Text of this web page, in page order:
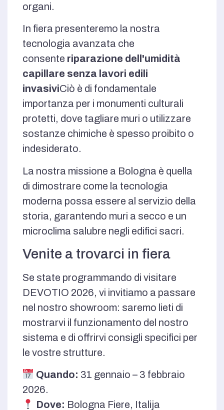
organi.
In fiera presenteremo la nostra
tecnologia avanzata che
consente riparazione dell'umidità
capillare senza lavori edili
invasiviCiò è di fondamentale
importanza per i monumenti culturali
protetti, dove tagliare muri o utilizzare
sostanze chimiche è spesso proibito o
indesiderato.
La nostra missione a Bologna è quella
di dimostrare come la tecnologia
moderna possa essere al servizio della
storia, garantendo muri a secco e un
microclima salubre negli edifici sacri.
Venite a trovarci in fiera
Se state programmando di visitare
DEVOTIO 2026, vi invitiamo a passare
nel nostro showroom: saremo lieti di
mostrarvi il funzionamento del nostro
sistema e di offrirvi consigli specifici per
le vostre strutture.
Quando: 31 gennaio – 3 febbraio
2026.
Dove: Bologna Fiere, Italija